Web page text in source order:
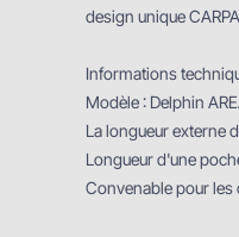
design unique
Informations
Modèle : Delphin
La longueur externe
Longueur d'une
Convenable pour les